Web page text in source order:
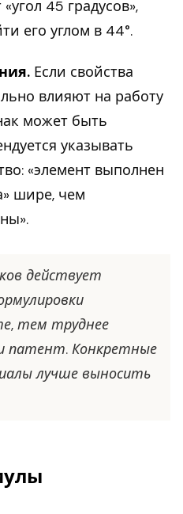
45 градусов»,
его углом в 44°.
Если свойства
влияют на работу
может быть
указывать
«элемент выполнен
шире, чем
действует
тем труднее
патент. Конкретные
лучше выносить